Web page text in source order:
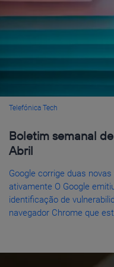
Telefónica Tech
Boletim semanal
Abril
Google corrige duas
ativamente O Google
identificação de
navegador Chrome que